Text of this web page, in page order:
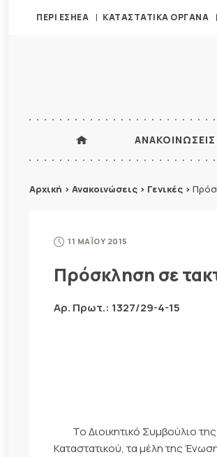
ΠΕΡΙ ΕΣΗΕΑ ΚΑΤΑΣΤΑΤΙΚΑ ΟΡΓΑΝΑ
ΑΝΑΚΟΙΝΩΣΕΙΣ
Αρχική > Ανακοινώσεις > Γενικές >
11 ΜΑΪΟΥ 2015
Πρόσκληση σε
Αρ. Πρωτ.: 1327/29-4-15
Το Διοικητικό Συμβούλιο της
Καταστατικού, τα μέλη της